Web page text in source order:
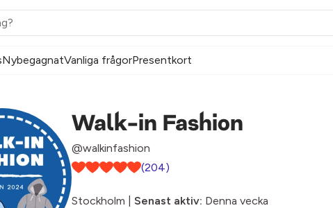
NybegagnatVanliga frågorPresentkort
Walk-in Fashion
@walkinfashion
(204)
Stockholm | Senast aktiv: Denna vecka